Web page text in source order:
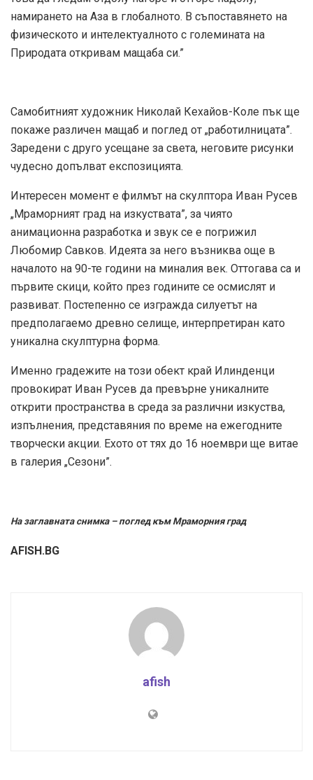
намирането на Аза в глобалното. В съпоставянето на
физическото и интелектуалното с големината на
Природата откривам мащаба си.”
Самобитният художник Николай Кехайов-Коле пък ще
покаже различен мащаб и поглед от „работилницата”.
Заредени с друго усещане за света, неговите рисунки
чудесно допълват експозицията.
Интересен момент е филмът на скулптора Иван Русев
„Мраморният град на изкуствата”, за чиято
анимационна разработка и звук се е погрижил
Любомир Савков. Идеята за него възниква още в
началото на 90-те години на миналия век. Оттогава са и
първите скици, който през годините се осмислят и
развиват. Постепенно се изгражда силуетът на
предполагаемо древно селище, интерпретиран като
уникална скулптурна форма.
Именно градежите на този обект край Илинденци
провокират Иван Русев да превърне уникалните
открити пространства в среда за различни изкуства,
изпълнения, представяния по време на ежегодните
творчески акции. Ехото от тях до 16 ноември ще витае
в галерия „Сезони”.
На заглавната снимка – поглед към Мраморния град
AFISH.BG
afish